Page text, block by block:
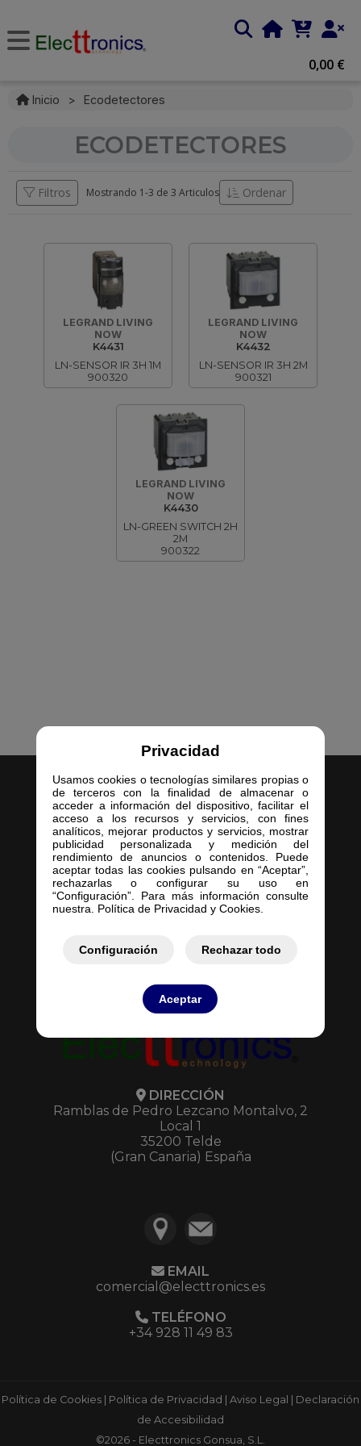
Privacidad
Usamos cookies o tecnologías similares propias o
de terceros con la finalidad de almacenar o
acceder a información del dispositivo, facilitar el
acceso a los recursos y servicios, con fines
analíticos, mejorar productos y servicios, mostrar
publicidad personalizada y medición del
rendimiento de anuncios o contenidos. Puede
aceptar todas las cookies pulsando en “Aceptar”,
rechazarlas o configurar su uso en
“Configuración”. Para más información consulte
nuestra. Política de Privacidad y Cookies.
Configuración Rechazar todo
Aceptar
0,00 €
Inicio > Ecodetectores
ECODETECTORES
Filtros Mostrando 1-3 de 3 Articulos Ordenar
LEGRAND LIVING
NOW
K4431
LN-SENSOR IR 3H 1M
900320
LEGRAND LIVING
NOW
K4432
LN-SENSOR IR 3H 2M
900321
LEGRAND LIVING
NOW
K4430
LN-GREEN SWITCH 2H
2M
900322
Inicio
Empresa
Servicios
Contacto
Mis Presupuestos
DIRECCIÓN
Ramblas de Pedro Lezcano Montalvo, 2
Local 1
35200 Telde
(Gran Canaria) España
EMAIL
comercial@electtronics.es
TELÉFONO
+34 928 11 49 83
Política de Cookies Política de Privacidad Aviso Legal
Declaración
de Accesibilidad
©2026 - Electtronics Gonsua, S.L.